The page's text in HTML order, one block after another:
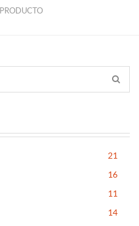
PRODUCTO
21
16
11
14